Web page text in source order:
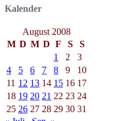
Kalender
August 2008
M D M D F S
S
1
2
3
4
5 6 7 8 9
10
11 12 13 14 15 16 17
18 19 20 21 22 23 24
25 26 27 28 29 30 31